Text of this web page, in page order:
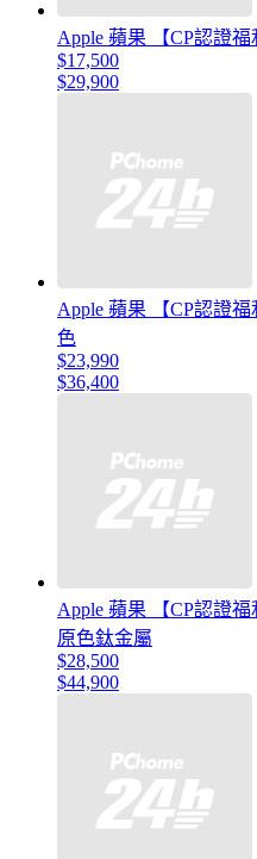
Apple 蘋果 【CP認證福
$17,500
$29,900
Apple 蘋果 【CP認證福
色
$23,990
$36,400
Apple 蘋果 【CP認證福
原色鈦金屬
$28,500
$44,900